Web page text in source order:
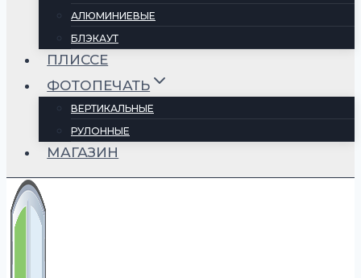
АЛЮМИНИЕВЫЕ
БЛЭКАУТ
ПЛИССЕ
ФОТОПЕЧАТЬ
ВЕРТИКАЛЬНЫЕ
РУЛОННЫЕ
МАГАЗИН